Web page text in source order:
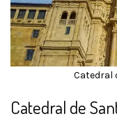
Catedral
Catedral de